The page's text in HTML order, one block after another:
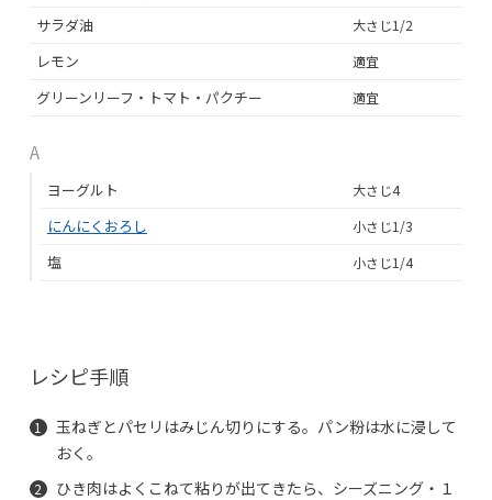
サラダ油 大さじ1/2
レモン 適宜
グリーンリーフ・トマト・パクチー 適宜
A
ヨーグルト 大さじ4
にんにくおろし 小さじ1/3
塩 小さじ1/4
レシピ手順
玉ねぎとパセリはみじん切りにする。パン粉は水に浸して
おく。
ひき肉はよくこねて粘りが出てきたら、シーズニング・１